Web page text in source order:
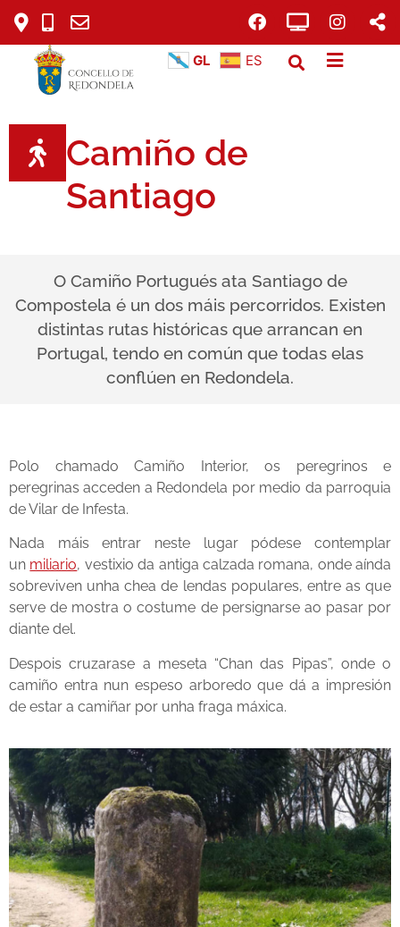
GL ES
Camiño de
Santiago
O Camiño Portugués ata Santiago de
Compostela é un dos máis percorridos. Existen
distintas rutas históricas que arrancan en
Portugal, tendo en común que todas elas
conflúen en Redondela.
Polo chamado Camiño Interior, os peregrinos e
peregrinas acceden a Redondela por medio da parroquia
de Vilar de Infesta.
Nada máis entrar neste lugar pódese contemplar
un miliario, vestixio da antiga calzada romana, onde aínda
sobreviven unha chea de lendas populares, entre as que
serve de mostra o costume de persignarse ao pasar por
diante del.
Despois cruzarase a meseta “Chan das Pipas”, onde o
camiño entra nun espeso arboredo que dá a impresión
de estar a camiñar por unha fraga máxica.